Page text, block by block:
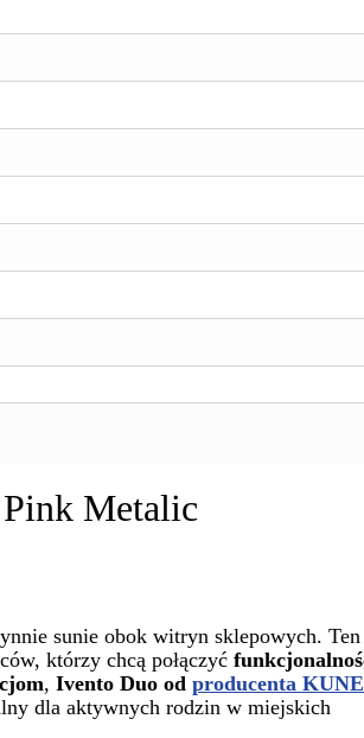
Metalic
sunie obok witryn sklepowych. Ten
którzy chcą połączyć
, Ivento Duo od producenta
dla aktywnych rodzin w miejskich